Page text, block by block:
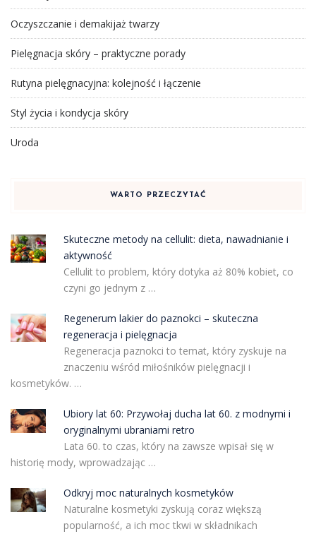
Oczyszczanie i demakijaż twarzy
Pielęgnacja skóry – praktyczne porady
Rutyna pielęgnacyjna: kolejność i łączenie
Styl życia i kondycja skóry
Uroda
WARTO PRZECZYTAĆ
Skuteczne metody na cellulit: dieta, nawadnianie i
aktywność
Cellulit to problem, który dotyka aż 80% kobiet, co
czyni go jednym z …
Regenerum lakier do paznokci – skuteczna
regeneracja i pielęgnacja
Regeneracja paznokci to temat, który zyskuje na
znaczeniu wśród miłośników pielęgnacji i
kosmetyków. …
Ubiory lat 60: Przywołaj ducha lat 60. z modnymi i
oryginalnymi ubraniami retro
Lata 60. to czas, który na zawsze wpisał się w
historię mody, wprowadzając …
Odkryj moc naturalnych kosmetyków
Naturalne kosmetyki zyskują coraz większą
popularność, a ich moc tkwi w składnikach